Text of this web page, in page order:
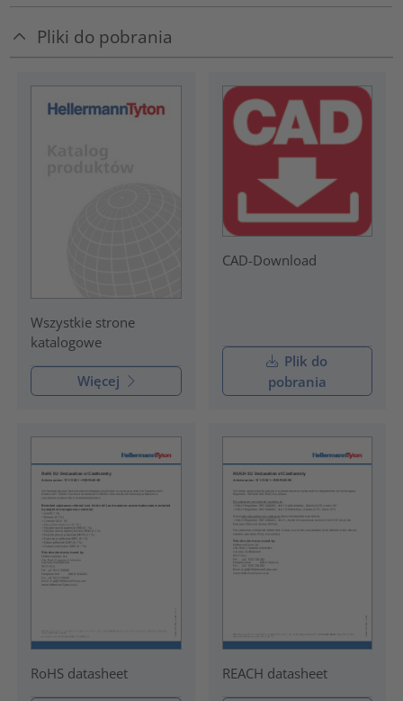
Pliki do pobrania
Wszystkie strone
katalogowe
Więcej
CAD-Download
Plik do
pobrania
RoHS datasheet REACH datasheet